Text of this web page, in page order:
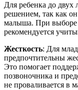
Для ребенка до двух
решением, так как он
малыша. При выборе
рекомендуется
Жесткость: Для
предпочтительны
Это помогает
позвоночника и
не проваливается в